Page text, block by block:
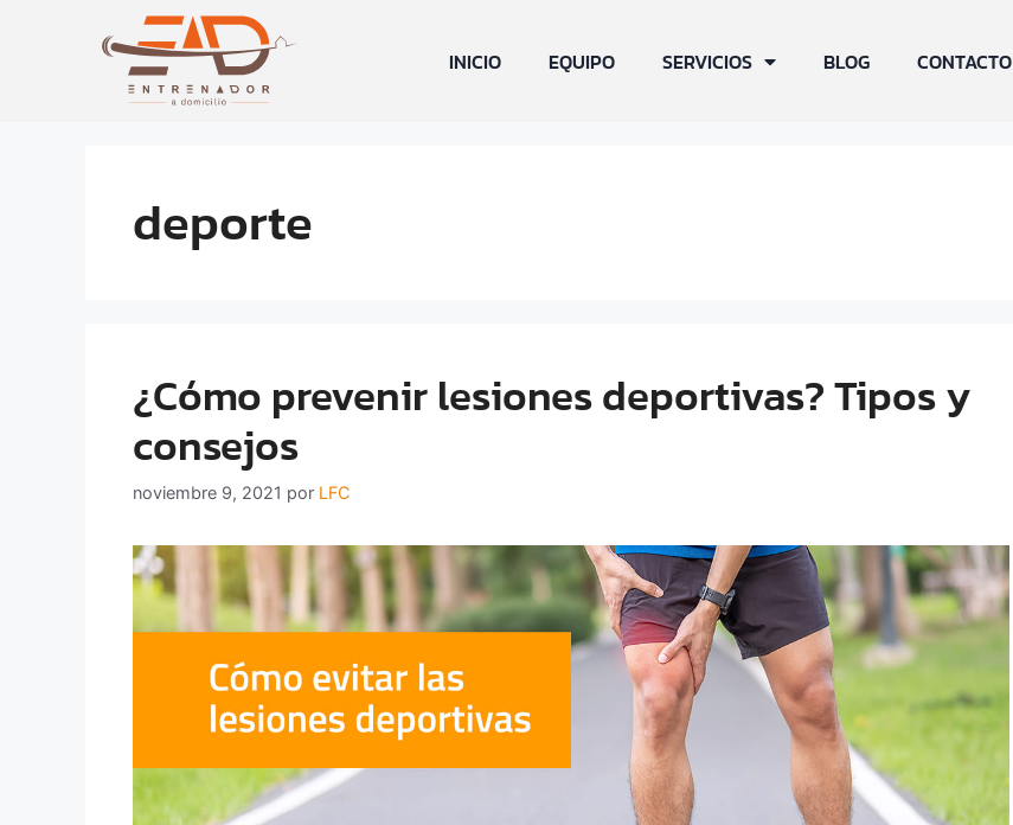
INICIO EQUIPO SERVICIOS BLOG CONTACTO
deporte
¿Cómo prevenir lesiones deportivas? Tipos y
consejos
noviembre 9, 2021 por LFC